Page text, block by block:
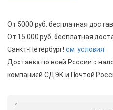
От 5000 руб. бесплатная
От 15 000 руб. бесплатная
Санкт-Петербург! см. условия
Доставка по всей России с
компанией СДЭК и Почтой